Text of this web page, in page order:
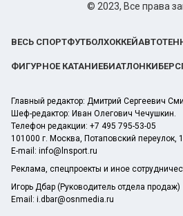
© 2023, Все права
ВЕСЬ СПОРТФУТБОЛХОККЕЙАВТО
ФИГУРНОЕ КАТАНИЕБИАТЛОН
Главный редактор: Дмитрий Сергеевич
Шеф-редактор: Иван Олегович Чечушкин.
Телефон редакции: +7 495 795-53-05
101000 г. Москва, Потаповский переулок,
E-mail: info@lnsport.ru
Реклама, спецпроекты и иное
Игорь Дбар (Руководитель отдела продаж)
Email: i.dbar@osnmedia.ru